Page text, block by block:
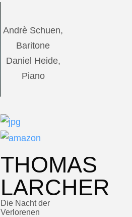
Andrè Schuen,
Baritone
Daniel Heide,
Piano
THOMAS
LARCHER
Die Nacht der
Verlorenen